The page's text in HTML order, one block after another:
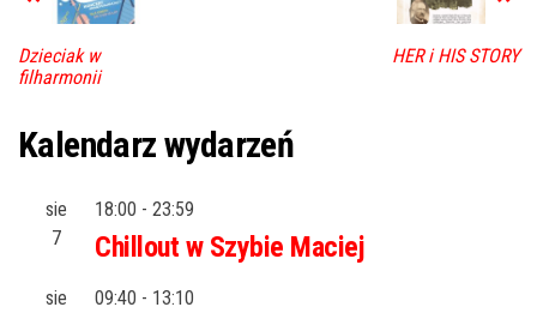
Dzieciak w
filharmonii
HER i HIS STORY
Kalendarz wydarzeń
sie
7
18:00 - 23:59
Chillout w Szybie Maciej
sie
09:40 - 13:10